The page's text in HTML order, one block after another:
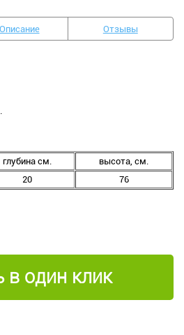
Описание Отзывы
глубина см.
высота, см.
20 76
в один клик